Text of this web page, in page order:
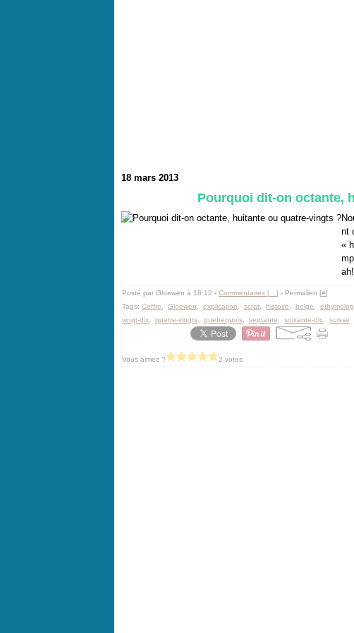
18 mars 2013
Pourquoi dit-on octante,
nt
«
Posté par Gloewen à 16:12 - Commentaires [ ] - Permalien [#]
Tags: Coffre Gloewen explication scrat histoire belge
vingt-dix
quatre-vingts quebequois septante soixante-dix suisse
Vous aimez ? 2 votes